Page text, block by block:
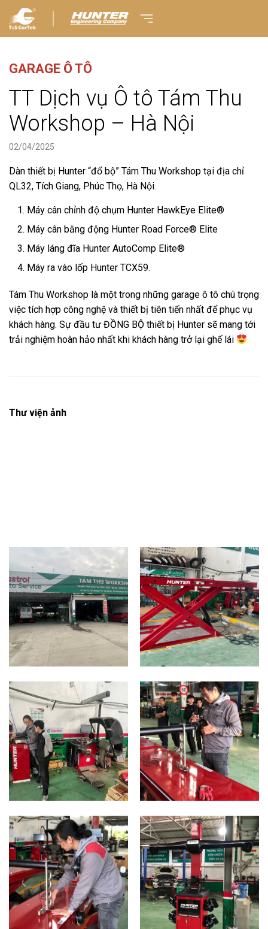
GARAGE Ô TÔ
TT Dịch vụ Ô tô Tám Thu
Workshop – Hà Nội
02/04/2025
Dàn thiết bị Hunter “đổ bộ” Tám Thu Workshop tại địa chỉ
QL32, Tích Giang, Phúc Thọ, Hà Nội.
Máy cân chỉnh độ chụm Hunter HawkEye Elite®
Máy cân bằng động Hunter Road Force® Elite
Máy láng đĩa Hunter AutoComp Elite®
Máy ra vào lốp Hunter TCX59.
Tám Thu Workshop là một trong những garage ô tô chú trọng
việc tích hợp công nghệ và thiết bị tiên tiến nhất để phục vụ
khách hàng. Sự đầu tư ĐỒNG BỘ thiết bị Hunter sẽ mang tới
trải nghiệm hoàn hảo nhất khi khách hàng trở lại ghế lái
Thư viện ảnh